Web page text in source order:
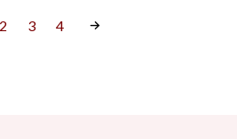
2 3 4